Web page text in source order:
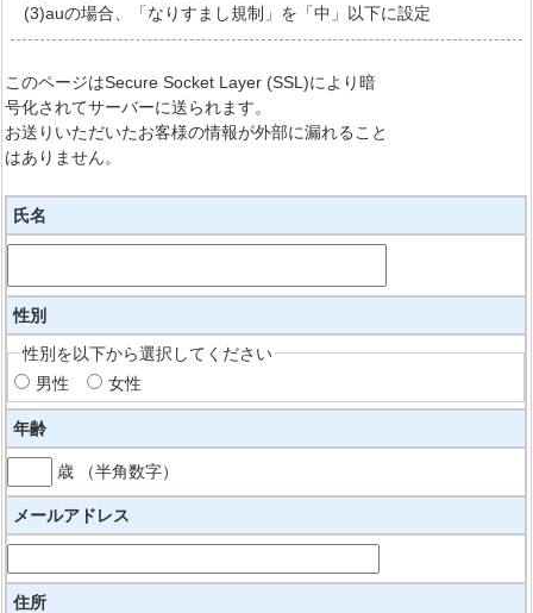
(3)auの場合、「なりすまし規制」を「中」以下に設定
このページはSecure Socket Layer (SSL)により暗
号化されてサーバーに送られます。
お送りいただいたお客様の情報が外部に漏れること
はありません。
氏名
性別
性別を以下から選択してください
男性
女性
年齢
歳 （半角数字）
メールアドレス
住所